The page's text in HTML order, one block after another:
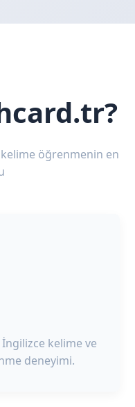
öğrenmenin en
kelime ve
deneyimi.